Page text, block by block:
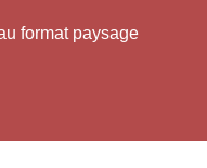
format paysage